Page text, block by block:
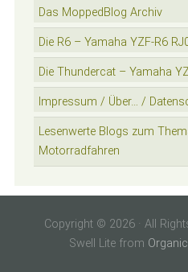
Das MoppedBlog Archiv
Die R6 – Yamaha YZF-R6
Die Thundercat – Yamaha
Impressum / Über… /
Lesenwerte Blogs zum
Motorradfahren
Copyright © 2026 · All
Swell Lite from